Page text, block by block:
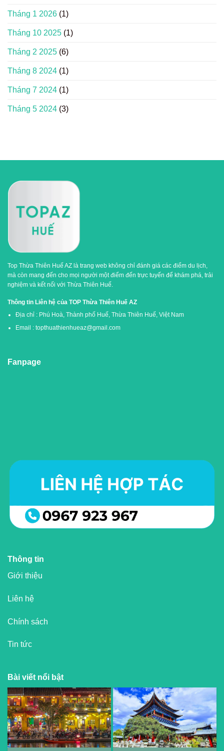
Tháng 1 2026 (1)
Tháng 10 2025 (1)
Tháng 2 2025 (6)
Tháng 8 2024 (1)
Tháng 7 2024 (1)
Tháng 5 2024 (3)
Top Thừa Thiên Huế AZ là trang web không chỉ đánh giá các điểm du lịch,
mà còn mang đến cho mọi người một điểm đến trực tuyến để khám phá, trải
nghiệm và kết nối với Thừa Thiên Huế.
Thông tin Liên hệ của TOP Thừa Thiên Huế AZ
Địa chỉ : Phú Hoà, Thành phố Huế, Thừa Thiên Huế, Việt Nam
Email : topthuathienhueaz@gmail.com
Thông tin
Giới thiệu
Liên hệ
Chính sách
Tin tức
Bài viết nổi bật
Fanpage